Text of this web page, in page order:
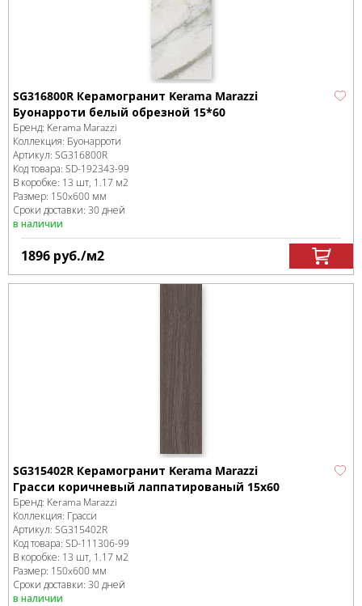
SG316800R Керамогранит Kerama Marazzi
Буонарроти белый обрезной 15*60
Бренд: Kerama Marazzi
Коллекция: Буонарроти
Артикул: SG316800R
Код товара: SD-192343-99
В коробке: 13 шт, 1.17 м2
Размер: 150x600 мм
Сроки доставки: 30 дней
в наличии
1896 руб./м2
SG315402R Керамогранит Kerama Marazzi
Грасси коричневый лаппатированый 15х60
Бренд: Kerama Marazzi
Коллекция: Грасси
Артикул: SG315402R
Код товара: SD-111306-99
В коробке: 13 шт, 1.17 м2
Размер: 150x600 мм
Сроки доставки: 30 дней
в наличии